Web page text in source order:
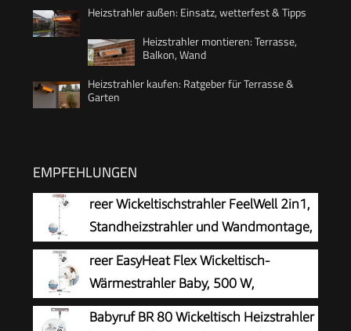
Heizstrahler außen: Einsatz, wetterfest & Tipps
Heizstrahler montieren: Terrasse,
Balkon, Wand
Heizstrahler kaufen: Ratgeber für Terrasse &
Garten
EMPFEHLUNGEN
reer Wickeltischstrahler FeelWell 2in1,
Standheizstrahler und Wandmontage,
2 Heizstufen, Timer, Kippsicherung,
geprüft nach Medizinstandard, Weiß, aus Metall
reer EasyHeat Flex Wickeltisch-
Wärmestrahler Baby, 500 W,
Standgerät, Weiß
Babyruf BR 80 Wickeltisch Heizstrahler